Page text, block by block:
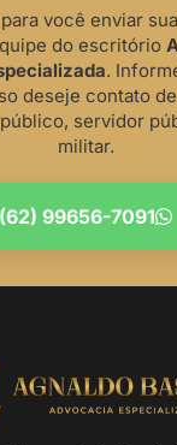
você enviar
do escritório
.
deseje contato
servidor
militar.
(62) 99656-7091